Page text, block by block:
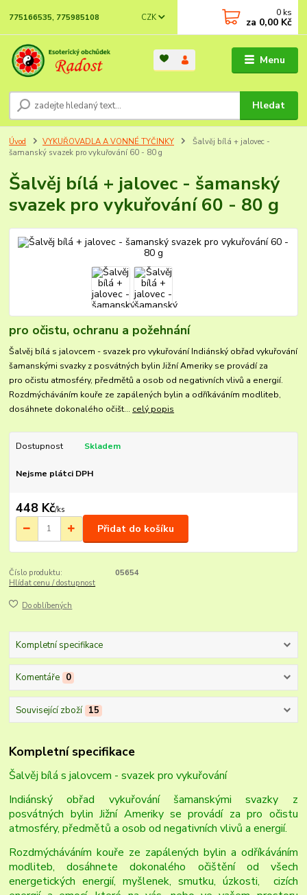
Menu
CZK
Hledat
775166535, 775985108 0 ks
za 0,00 Kč
Úvod VYKUŘOVADLA A VONNÉ TYČINKY
Šalvěj bílá + jalovec -
šamanský svazek pro vykuřování 60 - 80 g
Šalvěj bílá + jalovec - šamanský
svazek pro vykuřování 60 - 80 g
pro očistu, ochranu a požehnání
Šalvěj bílá s jalovcem - svazek pro vykuřování Indiánský obřad vykuřování
šamanskými svazky z posvátných bylin Jižní Ameriky se provádí za
pro očistu atmosféry, předmětů a osob od negativních vlivů a energií.
Rozdmýcháváním kouře ze zapálených bylin a odříkáváním modliteb,
dosáhnete dokonalého očišt... celý popis
Dostupnost Skladem
Nejsme plátci DPH
448 Kč/ks
Přidat do košíku
Číslo produktu:
05654
Hlídat cenu / dostupnost
Do oblíbených
Kompletní specifikace
Komentáře 0
Související zboží 15
Kompletní specifikace
Šalvěj bílá s jalovcem - svazek pro vykuřování
Indiánský obřad vykuřování šamanskými svazky z
posvátných bylin Jižní Ameriky se provádí za pro očistu
atmosféry, předmětů a osob od negativních vlivů a energií.
Rozdmýcháváním kouře ze zapálených bylin a odříkáváním
modliteb, dosáhnete dokonalého očištění od všech
energetických energií, myšlenek, smutku, úzkosti, cizích